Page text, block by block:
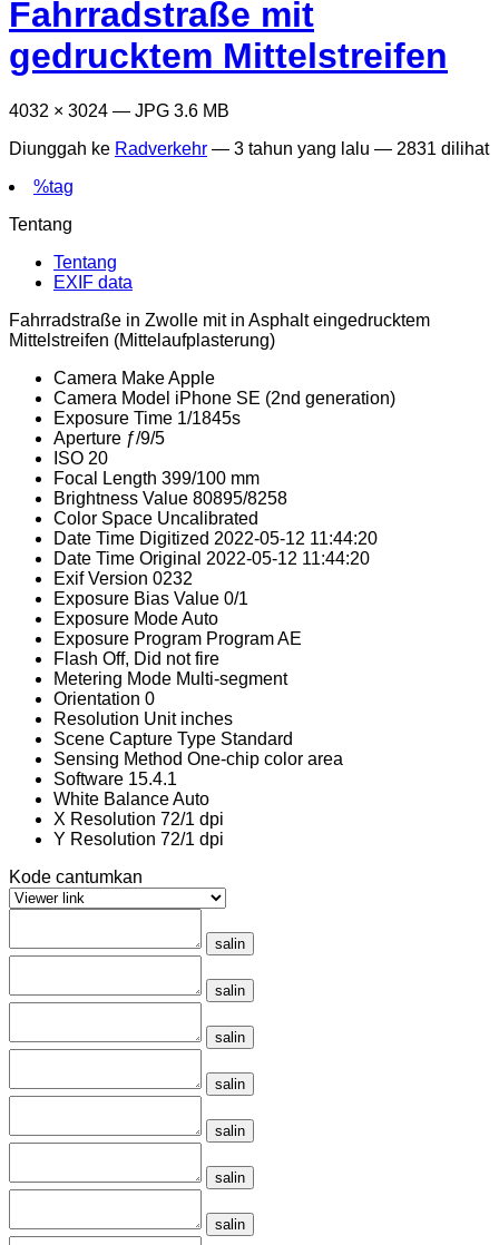
Fahrradstraße mit
gedrucktem Mittelstreifen
4032 × 3024 — JPG 3.6 MB
Diunggah ke Radverkehr — 3 tahun yang lalu — 2831 dilihat
%tag
Tentang
Tentang
EXIF data
Fahrradstraße in Zwolle mit in Asphalt eingedrucktem
Mittelstreifen (Mittelaufplasterung)
Camera MakeApple
Camera Model iPhone SE (2nd generation)
Exposure Time 1/1845s
Aperture ƒ/9/5
ISO 20
Focal Length 399/100 mm
Brightness Value 80895/8258
Color Space Uncalibrated
Date Time Digitized 2022-05-12 11:44:20
Date Time Original 2022-05-12 11:44:20
Exif Version 0232
Exposure Bias Value 0/1
Exposure ModeAuto
Exposure Program Program AE
Flash Off, Did not fire
Metering Mode Multi-segment
Orientation 0
Resolution Unit inches
Scene Capture Type Standard
Sensing Method One-chip color area
Software 15.4.1
White BalanceAuto
X Resolution 72/1 dpi
Y Resolution 72/1 dpi
Kode cantumkan
salin
salin
salin
salin
salin
salin
salin